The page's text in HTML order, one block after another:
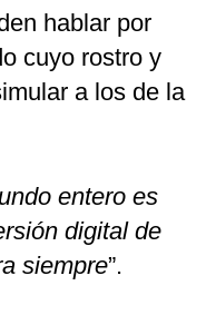
hablar por
cuyo rostro y
a los de la
entero es
digital de
siempre”.